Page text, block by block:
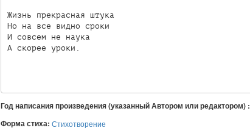
Жизнь прекрасная штука
Но на все видно сроки
И совсем не наука
А скорее уроки.
Год написания произведения (указанный Автором или редактором) :
Форма стиха: Стихотворение